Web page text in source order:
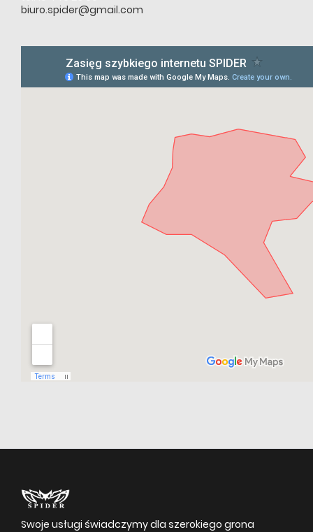
biuro.spider@gmail.com
Swoje usługi świadczymy dla szerokiego grona